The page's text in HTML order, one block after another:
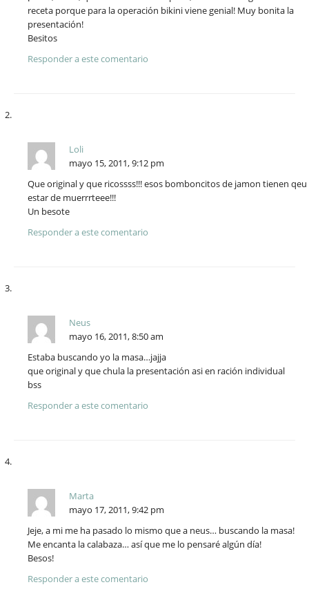
receta porque para la operación bikini viene genial! Muy bonita la
presentación!
Besitos
Responder a este comentario
Loli
mayo 15, 2011, 9:12 pm
Que original y que ricossss!!! esos bomboncitos de jamon tienen qeu
estar de muerrrteee!!!
Un besote
Responder a este comentario
Neus
mayo 16, 2011, 8:50 am
Estaba buscando yo la masa…jajja
que original y que chula la presentación asi en ración individual
bss
Responder a este comentario
Marta
mayo 17, 2011, 9:42 pm
Jeje, a mi me ha pasado lo mismo que a neus… buscando la masa!
Me encanta la calabaza… así que me lo pensaré algún día!
Besos!
Responder a este comentario